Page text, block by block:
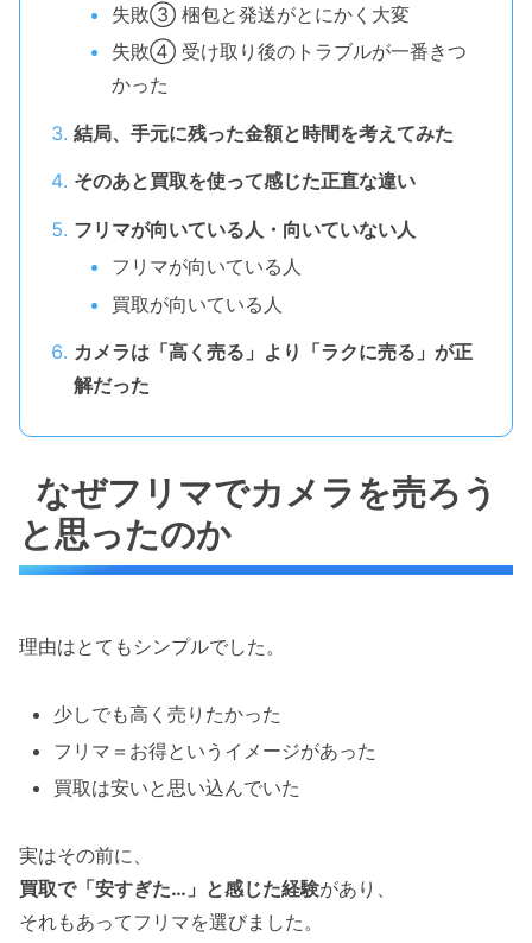
失敗③ 梱包と発送がとにかく大変
失敗④ 受け取り後のトラブルが一番きつ
かった
結局、手元に残った金額と時間を考えてみた
そのあと買取を使って感じた正直な違い
フリマが向いている人・向いていない人
フリマが向いている人
買取が向いている人
カメラは「高く売る」より「ラクに売る」が正
解だった
なぜフリマでカメラを売ろう
と思ったのか
理由はとてもシンプルでした。
少しでも高く売りたかった
フリマ＝お得というイメージがあった
買取は安いと思い込んでいた
実はその前に、
買取で「安すぎた…」と感じた経験があり、
それもあってフリマを選びました。